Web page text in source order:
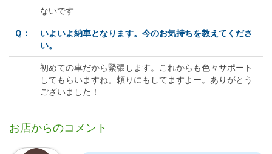
ないです
Ｑ：
いよいよ納車となります。今のお気持ちを教えてくださ
い。
初めての車だから緊張します。これからも色々サポート
してもらいますね。頼りにもしてますよー。ありがとう
ございました！
お店からのコメント